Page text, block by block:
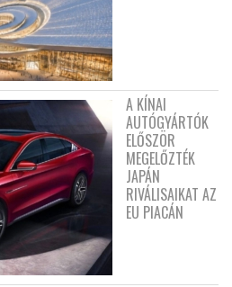
A KÍNAI
AUTÓGYÁRTÓK
ELŐSZÖR
MEGELŐZTÉK
JAPÁN
RIVÁLISAIKAT AZ
EU PIACÁN